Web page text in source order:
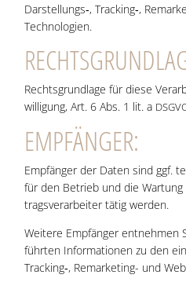
Darstellungs‑, Tracking‑,
Technologien.
Rechts­grund­la­ge für die­se
wil­li­gung, Art. 6 Abs. 1 lit. a
EMP­FÄN­GER:
Emp­fän­ger der Daten sind ggf.
für den Betrieb und die
trags­ver­ar­bei­ter tätig werden.
Wei­te­re Emp­fän­ger
führ­ten Infor­ma­tio­nen zu den
Tracking‑, Remar­ke­ting- und